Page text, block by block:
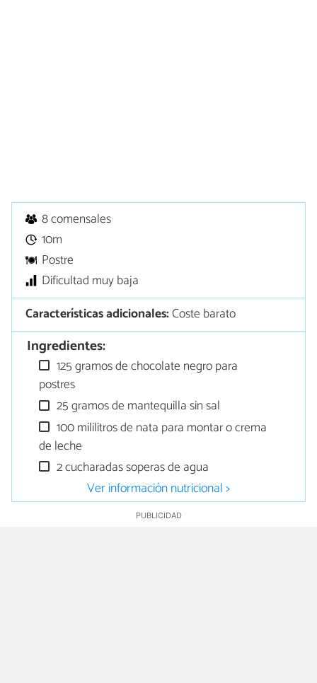
8 comensales
10m
Postre
Dificultad muy baja
Características adicionales:Coste barato
Ingredientes:
125 gramos de chocolate negro para
postres
25 gramos de mantequilla sin sal
100 mililitros de nata para montar o crema
de leche
2 cucharadas soperas de agua
Ver información nutricional >